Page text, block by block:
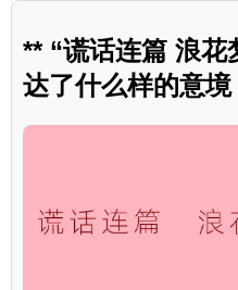
** “谎话连篇 浪花
达了什么样的意境